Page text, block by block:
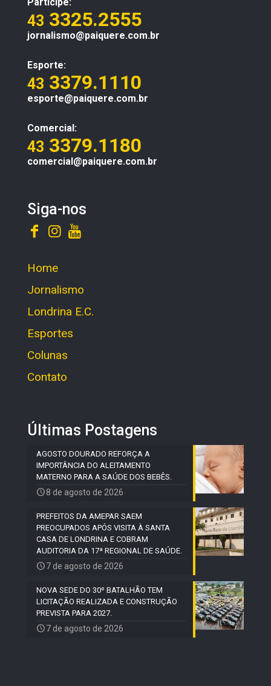
43 3325.2555
jornalismo@paiquere.com.br
Esporte:
43 3379.1110
esporte@paiquere.com.br
Comercial:
43 3379.1180
comercial@paiquere.com.br
Siga-nos
Home
Jornalismo
Londrina E.C.
Esportes
Colunas
Contato
Últimas Postagens
AGOSTO DOURADO REFORÇA A
IMPORTÂNCIA DO ALEITAMENTO
MATERNO PARA A SAÚDE DOS BEBÊS.
8 de agosto de 2026
PREFEITOS DA AMEPAR SAEM
PREOCUPADOS APÓS VISITA À SANTA
CASA DE LONDRINA E COBRAM
AUDITORIA DA 17ª REGIONAL DE SAÚDE.
7 de agosto de 2026
NOVA SEDE DO 30º BATALHÃO TEM
LICITAÇÃO REALIZADA E CONSTRUÇÃO
PREVISTA PARA 2027.
7 de agosto de 2026